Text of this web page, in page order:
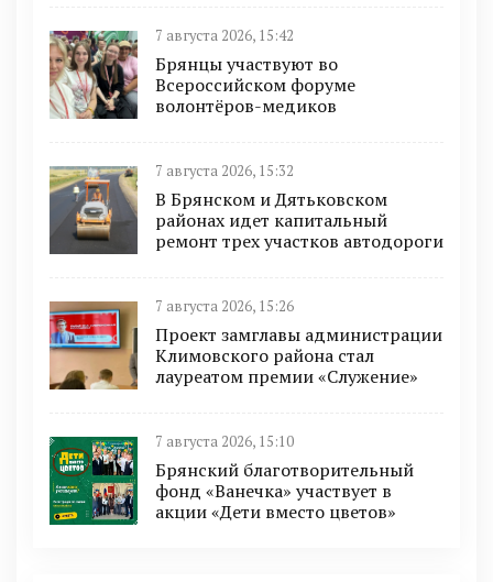
7 августа 2026, 15:42
Брянцы участвуют во
Всероссийском форуме
волонтёров-медиков
7 августа 2026, 15:32
В Брянском и Дятьковском
районах идет капитальный
ремонт трех участков автодороги
7 августа 2026, 15:26
Проект замглавы администрации
Климовского района стал
лауреатом премии «Служение»
7 августа 2026, 15:10
Брянский благотворительный
фонд «Ванечка» участвует в
акции «Дети вместо цветов»